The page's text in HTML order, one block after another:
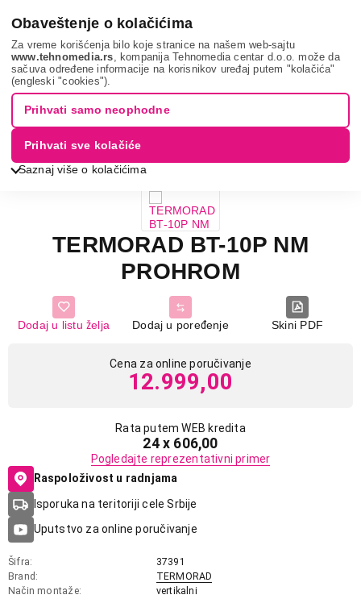
Obaveštenje o kolačićima
Za vreme korišćenja bilo koje stranice na našem web-sajtu
www.tehnomedia.rs , kompanija Tehnomedia centar d.o.o. može da
sačuva određene informacije na korisnikov uređaj putem "kolačića"
(engleski "cookies").
Saznaj više o kolačićima
Prihvati samo neophodne
Prihvati sve kolačiće
Bela tehnika Bojleri Kuhinjski bojleri
Termorad bt-
10p...
TERMORAD BT-10P NM
PROHROM
Skini PDF
Dodaj u poređenje
Dodaj u listu želja
Cena za online poručivanje
12.999,00
Rata putem WEB kredita
24 x 606,00
Pogledajte reprezentativni primer
Raspoloživost u radnjama
Isporuka na teritoriji cele Srbije
Uputstvo za online poručivanje
Šifra
37391
Brand
TERMORAD
Način montaže
vertikalni